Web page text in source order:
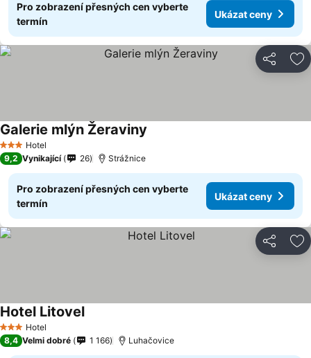
Pro zobrazení přesných cen vyberte
termín
Ukázat ceny
Sdílet
3 Počet hvězdiček
Hotel
Galerie mlýn Žeraviny
9,2 Vynikající 26 Strážnice
Pro zobrazení přesných cen vyberte
termín
Ukázat ceny
Sdílet
3 Počet hvězdiček
Hotel
Hotel Litovel
8,4 Velmi dobré 1 166 Luhačovice